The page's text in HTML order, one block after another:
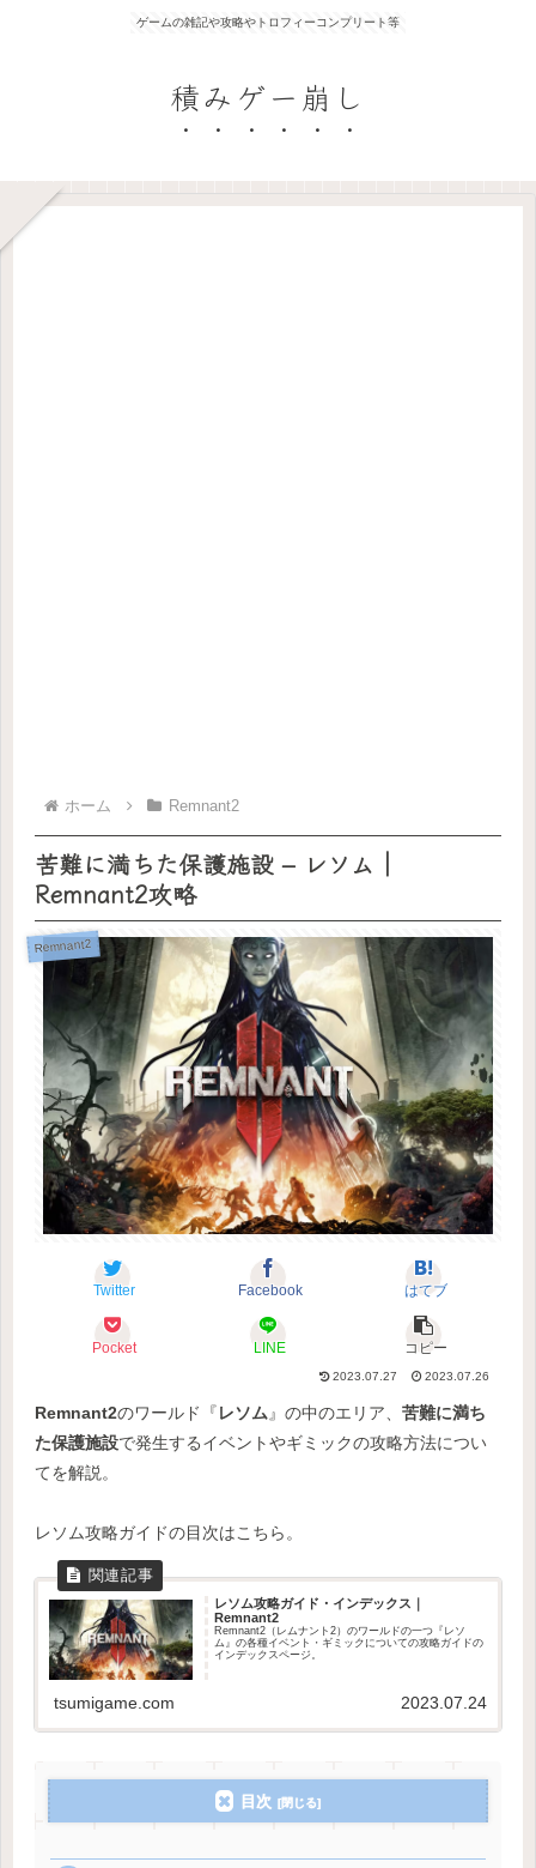
ゲームの雑記や攻略やトロフィーコンプリート等
積みゲー崩し
ホーム Remnant2
苦難に満ちた保護施設 – レソム｜
Remnant2攻略
Remnant2
Twitter Facebook はてブ
Pocket LINE コピー
2023.07.27 2023.07.26
Remnant2のワールド『レソム 』の中のエリア、 苦難に満ち
た保護施設で発生するイベントやギミックの攻略方法につい
てを解説。
レソム攻略ガイドの目次はこちら。
レソム攻略ガイド・インデックス｜
Remnant2
Remnant2（レムナント2）のワールドの一つ『レソ
ム』の各種イベント・ギミックについての攻略ガイドの
インデックスページ。
tsumigame.com 2023.07.24
目次